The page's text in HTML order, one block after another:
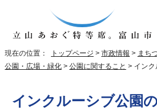
現在の位置： トップページ > 市政情報 > まち
公園・広場・緑化 > 公園に関すること > イン
インクルーシブ公園